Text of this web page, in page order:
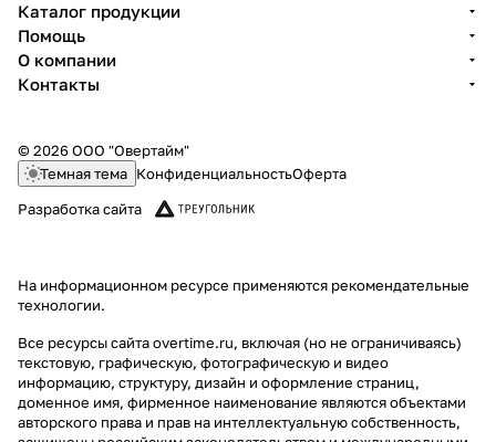
Каталог продукции
Помощь
О компании
Контакты
© 2026 ООО "Овертайм"
Темная тема КонфиденциальностьОферта
Разработка сайта
На информационном ресурсе применяются рекомендательные
технологии.
Все ресурсы сайта overtime.ru, включая (но не ограничиваясь)
текстовую, графическую, фотографическую и видео
информацию, структуру, дизайн и оформление страниц,
доменное имя, фирменное наименование являются объектами
авторского права и прав на интеллектуальную собственность,